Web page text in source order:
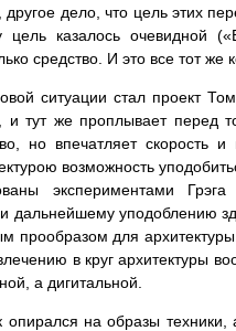
дело, что цель этих
цель казалось очевидной
средство. И это все тот же
ситуации стал проект
и тут же проплывает перед
но впечатляет скорость
возможность
экспериментами
дальнейшему уподоблению
прообразом для
в круг архитектуры
а дигитальной.
опирался на образы